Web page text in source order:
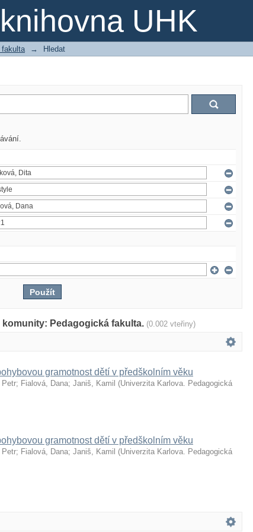
UHK
fakulta → Hledat
komunity: Pedagogická fakulta. (0.002 vteřiny)
gramotnost dětí v předškolním věku
Petr; Fialová, Dana; Janiš, Kamil (Univerzita Karlova. Pedagogická
gramotnost dětí v předškolním věku
Petr; Fialová, Dana; Janiš, Kamil (Univerzita Karlova. Pedagogická